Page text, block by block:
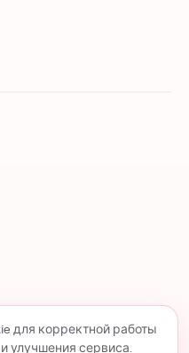
для корректной работы
улучшения сервиса.